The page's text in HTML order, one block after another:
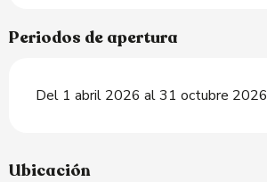
Periodos de apertura
Del 1 abril 2026 al 31 octubre 2026
Ubicación